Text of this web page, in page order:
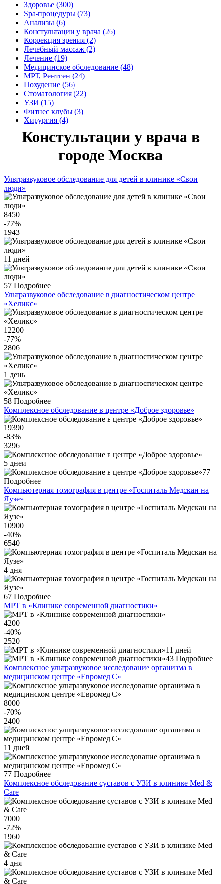
Здоровье (300)
Spa-процедуры (73)
Анализы (6)
Констультации у врача (26)
Коррекция зрения (2)
Лечебный массаж (2)
Лечение (19)
Медицинское обследование (48)
МРТ, Рентген (24)
Похудение (56)
Стоматология (22)
УЗИ (15)
Фитнес клубы (3)
Хирургия (4)
Констультации у врача в
городе Москва
Ультразвуковое обследование для детей в клинике «Свои
люди»
8450
-77%
1943
11 дней
57 Подробнее
Ультразвуковое обследование в диагностическом центре
«Хеликс»
12200
-77%
2806
1 день
58 Подробнее
Комплексное обследование в центре «Доброе здоровье»
19390
-83%
3296
5 дней
77
Подробнее
Компьютерная томография в центре «Госпиталь Медскан на
Яузе»
10900
-40%
6540
4 дня
67 Подробнее
МРТ в «Клинике современной диагностики»
4200
-40%
2520
11 дней
43 Подробнее
Комплексное ультразвуковое исследование организма в
медицинском центре «Евромед С»
8000
-70%
2400
11 дней
77 Подробнее
Комплексное обследование суставов с УЗИ в клинике Med &
Care
7000
-72%
1960
4 дня